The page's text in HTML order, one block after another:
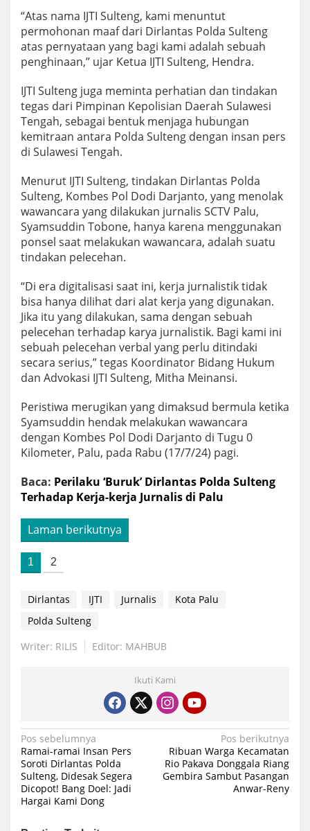
“Atas nama IJTI Sulteng, kami menuntut
permohonan maaf dari Dirlantas Polda Sulteng
atas pernyataan yang bagi kami adalah sebuah
penghinaan,” ujar Ketua IJTI Sulteng, Hendra.
IJTI Sulteng juga meminta perhatian dan tindakan
tegas dari Pimpinan Kepolisian Daerah Sulawesi
Tengah, sebagai bentuk menjaga hubungan
kemitraan antara Polda Sulteng dengan insan pers
di Sulawesi Tengah.
Menurut IJTI Sulteng, tindakan Dirlantas Polda
Sulteng, Kombes Pol Dodi Darjanto, yang menolak
wawancara yang dilakukan jurnalis SCTV Palu,
Syamsuddin Tobone, hanya karena menggunakan
ponsel saat melakukan wawancara, adalah suatu
tindakan pelecehan.
“Di era digitalisasi saat ini, kerja jurnalistik tidak
bisa hanya dilihat dari alat kerja yang digunakan.
Jika itu yang dilakukan, sama dengan sebuah
pelecehan terhadap karya jurnalistik. Bagi kami ini
sebuah pelecehan verbal yang perlu ditindaki
secara serius,” tegas Koordinator Bidang Hukum
dan Advokasi IJTI Sulteng, Mitha Meinansi.
Peristiwa merugikan yang dimaksud bermula ketika
Syamsuddin hendak melakukan wawancara
dengan Kombes Pol Dodi Darjanto di Tugu 0
Kilometer, Palu, pada Rabu (17/7/24) pagi.
Baca: Perilaku ‘Buruk’ Dirlantas Polda Sulteng
Terhadap Kerja-kerja Jurnalis di Palu
Laman berikutnya
1 2
Dirlantas IJTI Jurnalis
Kota Palu
Polda Sulteng
Writer: RILIS
Editor: MAHBUB
Ikuti Kami
Navigasi
pos
Pos sebelumnya
Ramai-ramai Insan Pers
Soroti Dirlantas Polda
Sulteng, Didesak Segera
Dicopot! Bang Doel: Jadi
Hargai Kami Dong
Pos berikutnya
Ribuan Warga Kecamatan
Rio Pakava Donggala Riang
Gembira Sambut Pasangan
Anwar-Reny